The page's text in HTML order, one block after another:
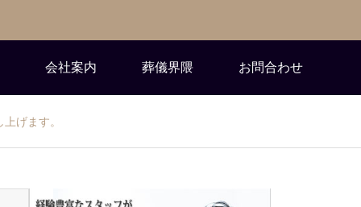
会社案内 葬儀界隈 お問合わせ
げます。